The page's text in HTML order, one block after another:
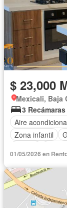
$ 23,000
Mexicali, Baja
3 Recámaras
Aire
Zona infantil
01/05/2026 en